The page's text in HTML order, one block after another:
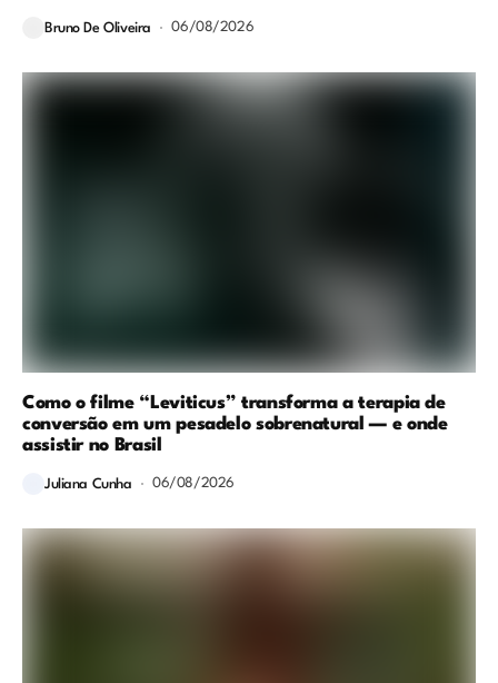
Bruno De Oliveira 06/08/2026
Como o filme “Leviticus” transforma a terapia de
conversão em um pesadelo sobrenatural — e onde
assistir no Brasil
Juliana Cunha 06/08/2026